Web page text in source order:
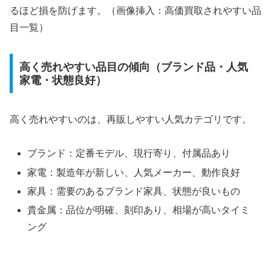
るほど損を防げます。（画像挿入：高価買取されやすい品
目一覧）
高く売れやすい品目の傾向（ブランド品・人気
家電・状態良好）
高く売れやすいのは、再販しやすい人気カテゴリです。
ブランド：定番モデル、現行寄り、付属品あり
家電：製造年が新しい、人気メーカー、動作良好
家具：需要のあるブランド家具、状態が良いもの
貴金属：品位が明確、刻印あり、相場が高いタイミ
ング